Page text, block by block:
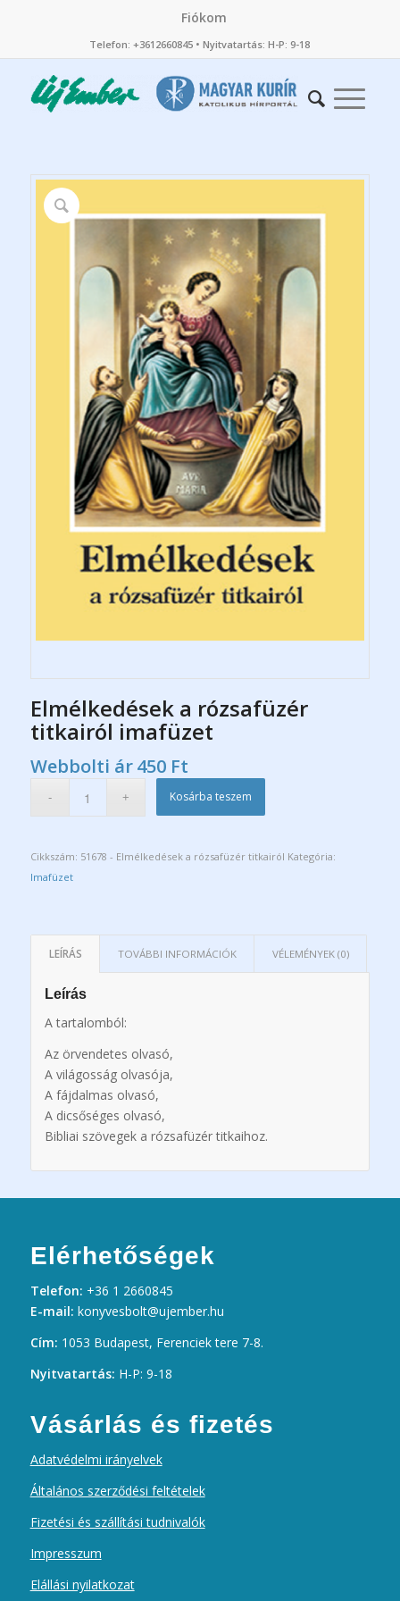
Fiókom
Telefon: +3612660845 • Nyitvatartás: H-P: 9-18
Elmélkedések a rózsafüzér
titkairól imafüzet
Webbolti ár 450 Ft
Kosárba teszem
Cikkszám: 51678 - Elmélkedések a rózsafüzér titkairól Kategória:
Imafüzet
LEÍRÁS TOVÁBBI INFORMÁCIÓK VÉLEMÉNYEK (0)
Leírás
A tartalomból:
Az örvendetes olvasó,
A világosság olvasója,
A fájdalmas olvasó,
A dicsőséges olvasó,
Bibliai szövegek a rózsafüzér titkaihoz.
Elérhetőségek
Telefon: +36 1 2660845
E-mail: konyvesbolt@ujember.hu
Cím: 1053 Budapest, Ferenciek tere 7-8.
Nyitvatartás: H-P: 9-18
Vásárlás és fizetés
Adatvédelmi irányelvek
Általános szerződési feltételek
Fizetési és szállítási tudnivalók
Impresszum
Elállási nyilatkozat